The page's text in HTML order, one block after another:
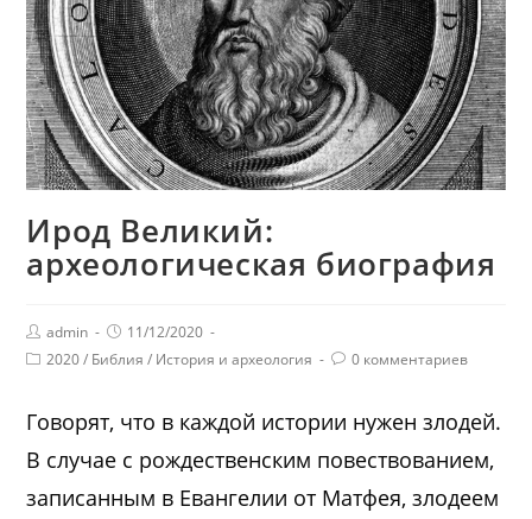
Ирод Великий:
археологическая биография
admin
11/12/2020
2020 / Библия / История и археология 0 комментариев
Говорят, что в каждой истории нужен злодей.
В случае с рождественским повествованием,
записанным в Евангелии от Матфея, злодеем